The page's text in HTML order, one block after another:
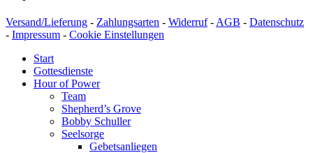
Versand/Lieferung - Zahlungsarten - Widerruf- AGB - Datenschutz
- Impressum - Cookie Einstellungen
Start
Gottesdienste
Hour of Power
Team
Shepherd’s Grove
Bobby Schuller
Seelsorge
Gebetsanliegen